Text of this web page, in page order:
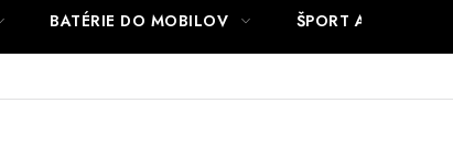
BATÉRIE DO MOBILOV ŠPORT A HOBBY